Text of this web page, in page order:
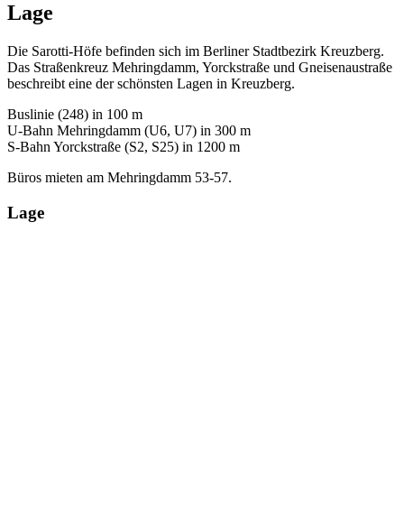
Lage
Die Sarotti-Höfe befinden sich im Berliner Stadtbezirk Kreuzberg.
Das Straßenkreuz Mehringdamm, Yorckstraße und Gneisenaustraße
beschreibt eine der schönsten Lagen in Kreuzberg.
Buslinie (248) in 100 m
U-Bahn Mehringdamm (U6, U7) in 300 m
S-Bahn Yorckstraße (S2, S25) in 1200 m
Büros mieten am Mehringdamm 53-57.
Lage